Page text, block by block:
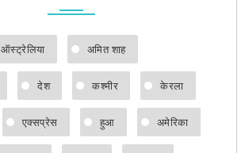
ऑस्ट्रेलिया अमित शाह
देश कश्मीर केरला
एक्सप्रेस हुआ अमेरिका